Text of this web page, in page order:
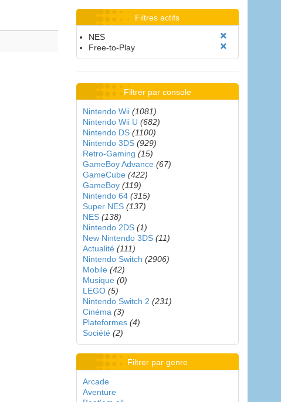
Filtres actifs
NES
Free-to-Play
Filtrer par console
Nintendo Wii (1081)
Nintendo Wii U (682)
Nintendo DS (1100)
Nintendo 3DS (929)
Retro-Gaming (15)
GameBoy Advance (67)
GameCube (422)
GameBoy (119)
Nintendo 64 (315)
Super NES (137)
NES (138)
Nintendo 2DS (1)
New Nintendo 3DS (11)
Actualité (111)
Nintendo Switch (2906)
Mobile (42)
Musique (0)
LEGO (5)
Nintendo Switch 2 (231)
Cinéma (3)
Plateformes (4)
Société (2)
Filtrer par genre
Arcade
Aventure